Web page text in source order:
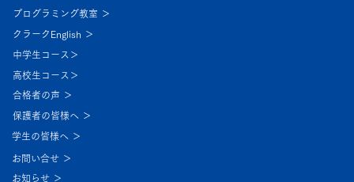
クラークEnglish ＞
プログラミング教室 ＞
中学生コース＞
高校生コース＞
合格者の声 ＞
保護者の皆様へ ＞
学生の皆様へ ＞
お問い合せ ＞
お知らせ ＞